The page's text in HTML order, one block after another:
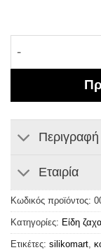
Σακούλα
Περιγραφή
Εταιρία
Κωδικός προϊόντος:
Κατηγορίες: Είδη
Ετικέτες: silikomart